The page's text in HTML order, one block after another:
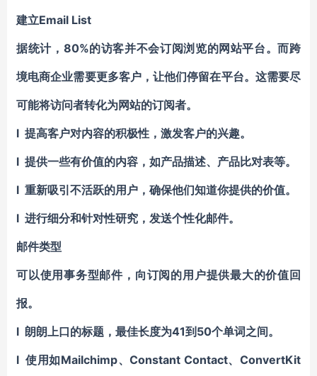
建立Email List
据统计，80%的访客并不会订阅浏览的网站平台。而跨
境电商企业需要更多客户，让他们停留在平台。这需要尽
可能将访问者转化为网站的订阅者。
l 提高客户对内容的积极性，激发客户的兴趣。
l 提供一些有价值的内容，如产品描述、产品比对表等。
l 重新吸引不活跃的用户，确保他们知道你提供的价值。
l 进行细分和针对性研究，发送个性化邮件。
邮件类型
可以使用事务型邮件，向订阅的用户提供最大的价值回
报。
l 朗朗上口的标题，最佳长度为41到50个单词之间。
l 使用如Mailchimp、Constant Contact、ConvertKit